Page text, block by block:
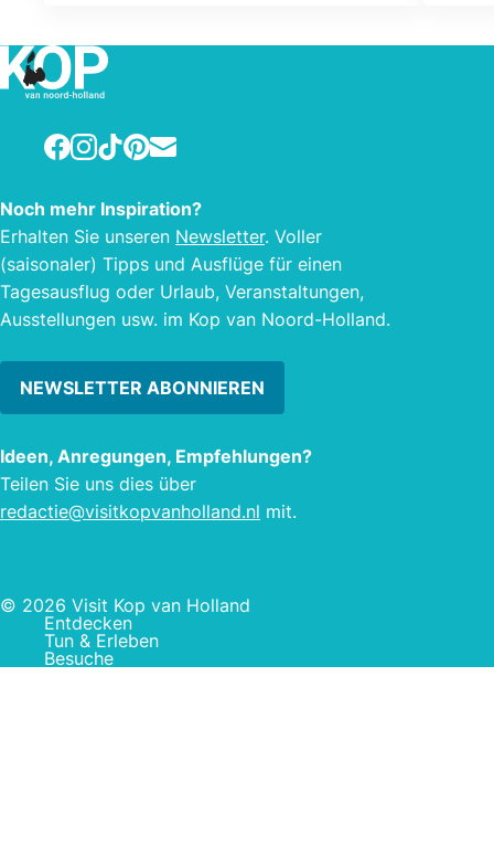
Erholungsheime. Darüber hinaus
besteht der Park aus einem
Wanderwald, Spielplätze, großer Teich,
Tennisplatz und Fußballplatz. Es gibt
sogar zwei Ziegen auf dem Park, die
können.
Facebook
Instagram
TikTokPinterest
E-mail
Noch mehr Inspiration?
Erhalten Sie unseren Newsletter. Voller
(saisonaler) Tipps und Ausflüge für einen
Tagesausflug oder Urlaub, Veranstaltungen,
Ausstellungen usw. im Kop van Noord-Holland.
NEWSLETTER ABONNIEREN
Ideen, Anregungen, Empfehlungen?
Teilen Sie uns dies über
redactie@visitkopvanholland.nl mit.
© 2026 Visit Kop van Holland
Entdecken
Tun & Erleben
Besuche